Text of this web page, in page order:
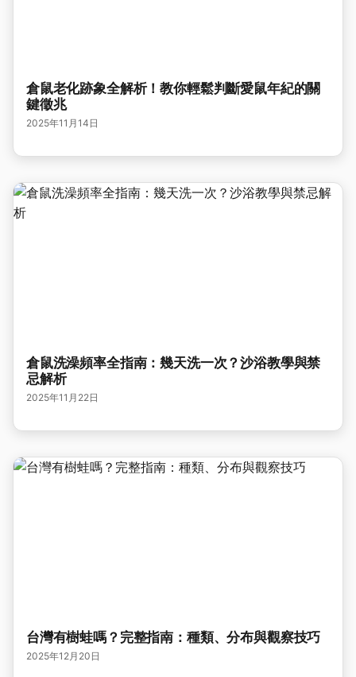
倉鼠老化跡象全解析！教你輕鬆判斷愛鼠年紀的關
鍵徵兆
2025年11月14日
倉鼠洗澡頻率全指南：幾天洗一次？沙浴教學與禁
忌解析
2025年11月22日
台灣有樹蛙嗎？完整指南：種類、分布與觀察技巧
2025年12月20日